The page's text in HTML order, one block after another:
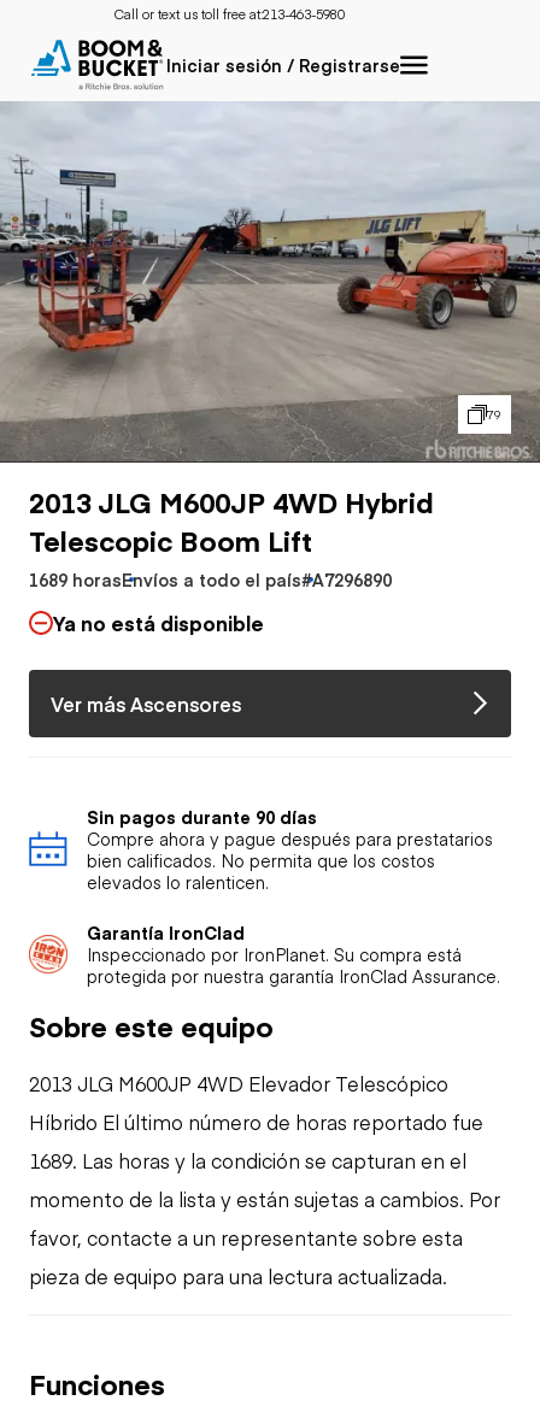
Call or text us toll free at:213-463-5980
Iniciar sesión / Registrarse
79
2013 JLG M600JP 4WD Hybrid
Telescopic Boom Lift
1689 horasEnvíos a todo el país#A7296890
Ya no está disponible
Ver más Ascensores
Sin pagos durante 90 días
Compre ahora y pague después para prestatarios
bien calificados. No permita que los costos
elevados lo ralenticen.
Garantía IronClad
Inspeccionado por IronPlanet. Su compra está
protegida por nuestra garantía IronClad Assurance.
Sobre este equipo
2013 JLG M600JP 4WD Elevador Telescópico
Híbrido El último número de horas reportado fue
1689. Las horas y la condición se capturan en el
momento de la lista y están sujetas a cambios. Por
favor, contacte a un representante sobre esta
pieza de equipo para una lectura actualizada.
Funciones